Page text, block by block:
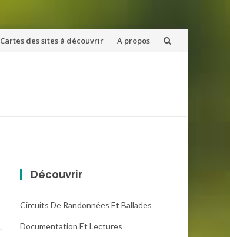
Cartes des sites à découvrir A propos
Découvrir
Circuits De Randonnées Et Ballades
Documentation Et Lectures